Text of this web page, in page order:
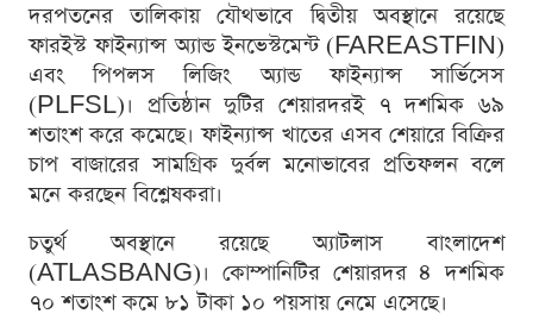
দরপতনের তালিকায় যৌথভাবে দ্বিতীয় অবস্থানে রয়েছে
ফারইস্ট ফাইন্যান্স অ্যান্ড ইনভেস্টমেন্ট (FAREASTFIN)
এবং পিপলস লিজিং অ্যান্ড ফাইন্যান্স সার্ভিসেস
(PLFSL)। প্রতিষ্ঠান দুটির শেয়ারদরই ৭ দশমিক ৬৯
শতাংশ করে কমেছে। ফাইন্যান্স খাতের এসব শেয়ারে বিক্রির
চাপ বাজারের সামগ্রিক দুর্বল মনোভাবের প্রতিফলন বলে
মনে করছেন বিশ্লেষকরা।
চতুর্থ অবস্থানে রয়েছে অ্যাটলাস বাংলাদেশ
(ATLASBANG)। কোম্পানিটির শেয়ারদর ৪ দশমিক
৭০ শতাংশ কমে ৮১ টাকা ১০ পয়সায় নেমে এসেছে।